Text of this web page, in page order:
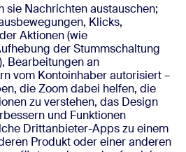
sie Nachrichten austauschen;
Klicks,
Aktionen (wie
der Stummschaltung
Bearbeitungen an
vom Kontoinhaber autorisiert –
die Zoom dabei helfen, die
zu verstehen, das Design
und Funktionen
Drittanbieter-Apps zu einem
Produkt oder einer anderen